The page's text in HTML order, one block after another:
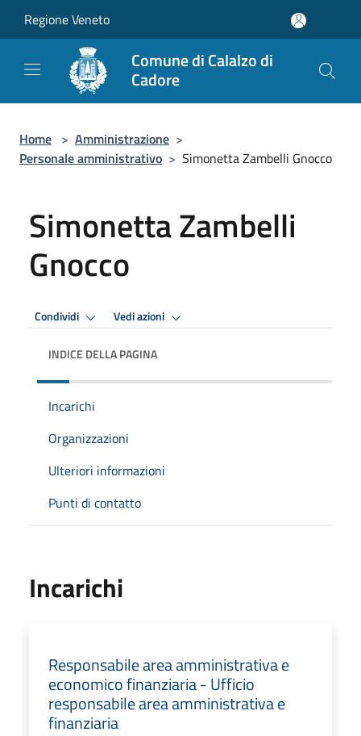
Regione Veneto
Comune di Calalzo di
Cadore
Home > Amministrazione >
Personale amministrativo > Simonetta Zambelli Gnocco
Simonetta Zambelli
Gnocco
Condividi Vedi azioni
INDICE DELLA PAGINA
Incarichi
Organizzazioni
Ulteriori informazioni
Punti di contatto
Incarichi
Responsabile area amministrativa e
economico finanziaria - Ufficio
responsabile area amministrativa e
finanziaria